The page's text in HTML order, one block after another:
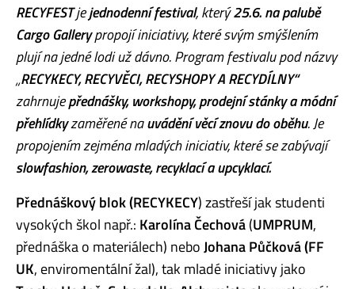
RECYFESTjejednodenní festival, který25.6. na palubě
Cargo Gallerypropojí iniciativy, které svým smýšlením
plují na jedné lodi už dávno. Program festivalu pod názvy
„RECYKECY, RECYVĚCI, RECYSHOPY A RECYDÍLNY“
zahrnujepřednášky, workshopy, prodejní stánky a módní
přehlídkyzaměřené nauvádění věcí znovu do oběhu. Je
propojením zejména mladých iniciativ, které se zabývají
slowfashion, zerowaste, recyklací a upcyklací.
Přednáškový blok (RECYKECY) zastřeší jak studenti
vysokých škol např.: Karolína Čechová(UMPRUM,
přednáška o materiálech) neboJohana Půčková(FF
UK, enviromentální žal), tak mladé iniciativy jako